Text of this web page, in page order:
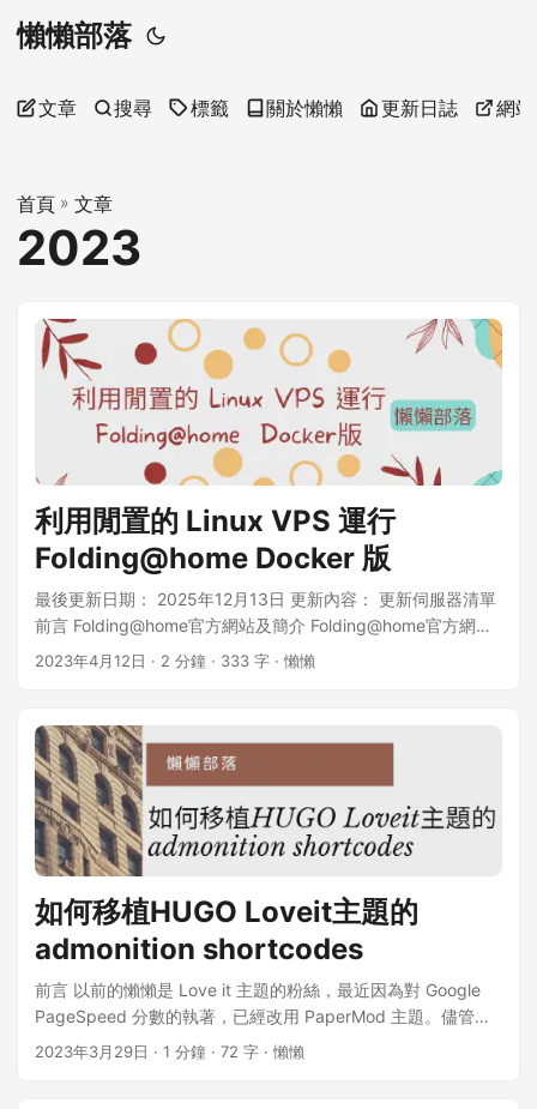
懶懶部落
文章 搜尋 標籤 關於懶懶 更新日誌 網
首頁 » 文章
2023
利用閒置的 Linux VPS 運行
Folding@home Docker 版
最後更新日期： 2025年12月13日 更新內容： 更新伺服器清單
前言 Folding@home官方網站及簡介 Folding@home官方網站
https://foldingathome.org/ Folding@home是一個研究蛋白質
式啟動。這包括蛋白質折疊的過程和蛋白質的運動，並且依賴
於在志願者的個人計算機上運行的類比。 來源：維基百科 以上
是關於Folding@home專案的簡介，如果您手上也有閒置的
Linux主機，不妨也試著投入Folding@home專案，只要簡單幾
個步驟，就為世界的疾病研究貢獻一份心力！ 開始
Folding@home Folding@home v8.3 版本開始有重大的更新，
控制介面(fah-web-client-bastet)，所以開始之前我們需要分
為兩個步驟進行。 首先註冊 Folding@home 帳號然後登入其
Folding@home 安裝教學 Folding@home v8.4 安裝教學
https://foldingathome.org/guides/v8-4-client-guide/ 一、註
冊 Folding@home 帳號 我們進入 Folding@home Web 控制面
2023年4月12日 · 2 分鐘 · 333 字 · 懶懶
如何移植HUGO Loveit主題的
admonition shortcodes
前言 以前的懶懶是 Love it 主題的粉絲，最近因為對 Google
PageSpeed 分數的執著，已經改用 PaperMod 主題。儘管如
此，懶懶仍然非常想念那些精美的 admonition shortcodes。
2023年3月29日 · 1 分鐘 · 72 字 · 懶懶